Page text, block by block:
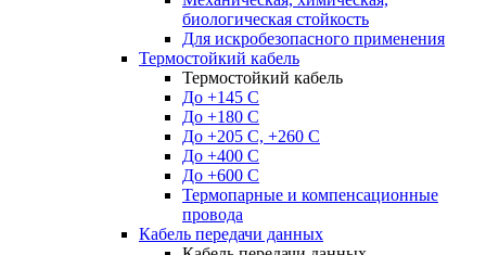
биологическая стойкость
Для искробезопасного применения
Термостойкий кабель
Термостойкий кабель
До +145 С
До +180 C
До +205 С, +260 С
До +400 C
До +600 С
Термопарные и компенсационные
провода
Кабель передачи данных